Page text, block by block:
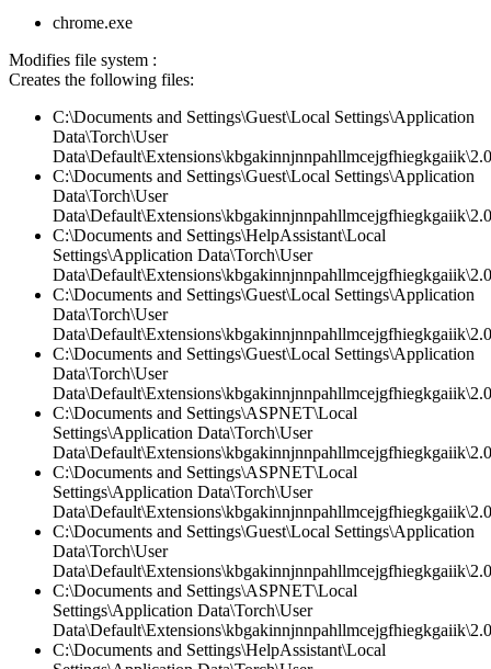
chrome.exe
Modifies file system :
Creates the following files:
C:\Documents and Settings\Guest\Local Settings\Application
Data\Torch\User
C:\Documents and Settings\Guest\Local Settings\Application
Data\Torch\User
C:\Documents and Settings\HelpAssistant\Local
Settings\Application Data\Torch\User
C:\Documents and Settings\Guest\Local Settings\Application
Data\Torch\User
C:\Documents and Settings\Guest\Local Settings\Application
Data\Torch\User
C:\Documents and Settings\ASPNET\Local
Settings\Application Data\Torch\User
C:\Documents and Settings\ASPNET\Local
Settings\Application Data\Torch\User
C:\Documents and Settings\Guest\Local Settings\Application
Data\Torch\User
C:\Documents and Settings\ASPNET\Local
Settings\Application Data\Torch\User
C:\Documents and Settings\HelpAssistant\Local